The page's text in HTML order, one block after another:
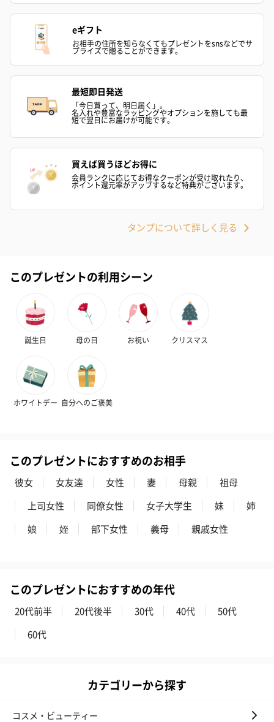
シーズンブーケ（ひま
わり）（1,880円）
ブーケ（ホワイトグリ
ブーケ（ピン
ドライフラワー・プリザーブドフラワー
自然のお花で作ったドライフラワー・プリザーブドフラワーを同
一部花材が写真と異なる場合がございます。予めご了承くださ
い。パッケージに入れてお届けします。
プリザーブドフラワー
ブーケ（ピンク）
プリザーブドフラワー
ブーケ（ブルー）
ぬいぐるみ
愛らしいぬいぐるみを同梱してお届けします。
フラワーテディベア
テディベア（バニラ）
テディベア（
紅茶・コーヒー・スイーツ
への＋αにおすすめです。
eギフト
お相手の住所を知らなくてもプレゼントをsnsなどでサ
プライズで贈ることができます。
最短即日発送
「今日買って、明日届く」。
名入れや豊富なラッピングやオプションを施しても最
短で翌日にお届けが可能です。
買えば買うほどお得に
会員ランクに応じてお得なクーポンが受け取れたり、
ポイント還元率がアップするなど特典がございます。
タンプについて詳しく見る
このプレゼントの利用シーン
誕生日 母の日 お祝い クリスマス
ホワイトデー 自分へのご褒美
このプレゼントにおすすめのお相手
彼女 女友達 女性 妻 母親
祖母
上司女性
同僚女性 女子大学生 妹
姉
娘
姪 部下女性 義母 親戚女性
このプレゼントにおすすめの年代
20代前半 20代後半 30代 40代
50代
60代
カテゴリーから探す
コスメ・ビューティー